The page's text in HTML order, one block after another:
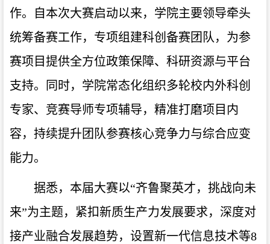
作。自本次大赛启动以来，学院主要领导牵头
统筹备赛工作，专项组建科创备赛团队，为参
赛项目提供全方位政策保障、科研资源与平台
支持。同时，学院常态化组织多轮校内外科创
专家、竞赛导师专项辅导，精准打磨项目内
容，持续提升团队参赛核心竞争力与综合应变
能力。
据悉，本届大赛以“齐鲁聚英才，挑战向未
来”为主题，紧扣新质生产力发展要求，深度对
接产业融合发展趋势，设置新一代信息技术等8